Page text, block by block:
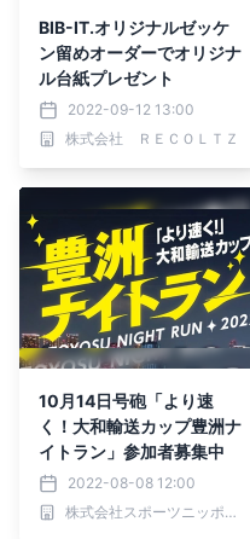
BIB-IT.オリジナルゼッケ
ン留めオーダーでオリジナ
ル台紙プレゼント
2022-09-12 13:00
株式会社 ＲＥＣＯＬＴＺ
10月14日号砲「より速
く！大和輸送カップ豊洲ナ
イトラン」参加者募集中
2022-08-08 12:00
株式会社スポーツニッポン新聞社